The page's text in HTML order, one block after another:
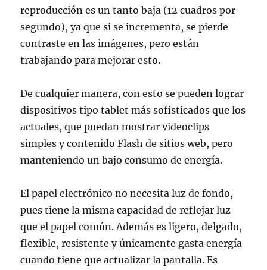
reproducción es un tanto baja (12 cuadros por
segundo), ya que si se incrementa, se pierde
contraste en las imágenes, pero están
trabajando para mejorar esto.
De cualquier manera, con esto se pueden lograr
dispositivos tipo tablet más sofisticados que los
actuales, que puedan mostrar videoclips
simples y contenido Flash de sitios web, pero
manteniendo un bajo consumo de energía.
El papel electrónico no necesita luz de fondo,
pues tiene la misma capacidad de reflejar luz
que el papel común. Además es ligero, delgado,
flexible, resistente y únicamente gasta energía
cuando tiene que actualizar la pantalla. Es